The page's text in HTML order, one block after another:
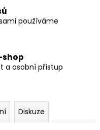
používáme
shop
a osobní přístup
Diskuze